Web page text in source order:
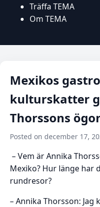
Träffa TEMA
Om TEMA
Mexikos
kulturskatter
Thorssons
Posted on december 17,
– Vem är Annika
Mexiko? Hur länge har
rundresor?
– Annika Thorsson: